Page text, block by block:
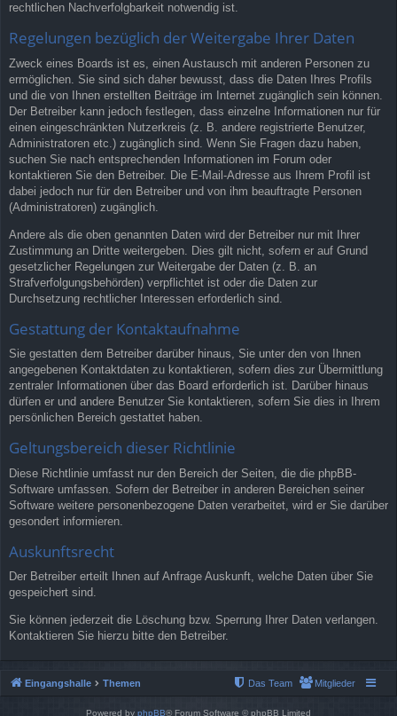
rechtlichen Nachverfolgbarkeit notwendig ist.
Regelungen bezüglich der Weitergabe Ihrer Daten
Zweck eines Boards ist es, einen Austausch mit anderen Personen zu
ermöglichen. Sie sind sich daher bewusst, dass die Daten Ihres Profils
und die von Ihnen erstellten Beiträge im Internet zugänglich sein können.
Der Betreiber kann jedoch festlegen, dass einzelne Informationen nur für
einen eingeschränkten Nutzerkreis (z. B. andere registrierte Benutzer,
Administratoren etc.) zugänglich sind. Wenn Sie Fragen dazu haben,
suchen Sie nach entsprechenden Informationen im Forum oder
kontaktieren Sie den Betreiber. Die E-Mail-Adresse aus Ihrem Profil ist
dabei jedoch nur für den Betreiber und von ihm beauftragte Personen
(Administratoren) zugänglich.
Andere als die oben genannten Daten wird der Betreiber nur mit Ihrer
Zustimmung an Dritte weitergeben. Dies gilt nicht, sofern er auf Grund
gesetzlicher Regelungen zur Weitergabe der Daten (z. B. an
Strafverfolgungsbehörden) verpflichtet ist oder die Daten zur
Durchsetzung rechtlicher Interessen erforderlich sind.
Gestattung der Kontaktaufnahme
Sie gestatten dem Betreiber darüber hinaus, Sie unter den von Ihnen
angegebenen Kontaktdaten zu kontaktieren, sofern dies zur Übermittlung
zentraler Informationen über das Board erforderlich ist. Darüber hinaus
dürfen er und andere Benutzer Sie kontaktieren, sofern Sie dies in Ihrem
persönlichen Bereich gestattet haben.
Geltungsbereich dieser Richtlinie
Diese Richtlinie umfasst nur den Bereich der Seiten, die die phpBB-
Software umfassen. Sofern der Betreiber in anderen Bereichen seiner
Software weitere personenbezogene Daten verarbeitet, wird er Sie darüber
gesondert informieren.
Auskunftsrecht
Der Betreiber erteilt Ihnen auf Anfrage Auskunft, welche Daten über Sie
gespeichert sind.
Sie können jederzeit die Löschung bzw. Sperrung Ihrer Daten verlangen.
Kontaktieren Sie hierzu bitte den Betreiber.
Eingangshalle Themen Mitglieder
Das Team
Powered by phpBB® Forum Software © phpBB Limited